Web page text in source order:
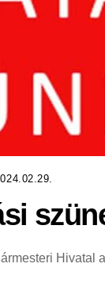
Hivatal